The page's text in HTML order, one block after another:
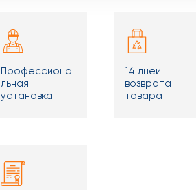
Профессиона
льная
установка
14 дней
возврата
товара